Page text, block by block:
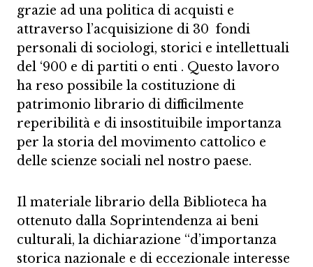
grazie ad una politica di acquisti e
attraverso l’acquisizione di 30 fondi
personali di sociologi, storici e intellettuali
del ‘900 e di partiti o enti . Questo lavoro
ha reso possibile la costituzione di
patrimonio librario di difficilmente
reperibilità e di insostituibile importanza
per la storia del movimento cattolico e
delle scienze sociali nel nostro paese.
Il materiale librario della Biblioteca ha
ottenuto dalla Soprintendenza ai beni
culturali, la dichiarazione “d’importanza
storica nazionale e di eccezionale interesse